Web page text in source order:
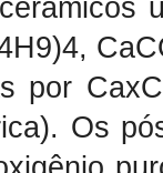
por
Os